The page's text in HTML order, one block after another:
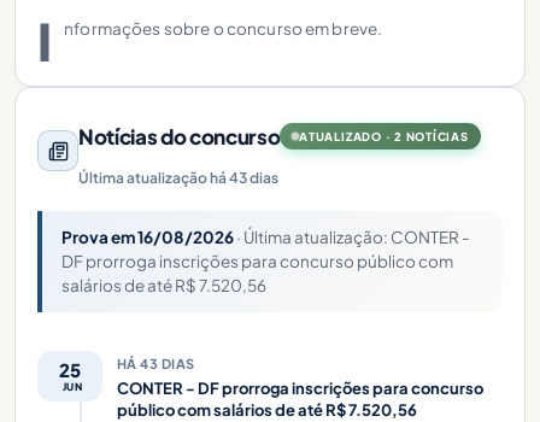
I nformações sobre o concurso em breve.
Notícias do concurso ATUALIZADO · 2 NOTÍCIAS
Última atualização há 43 dias
Prova em 16/08/2026· Última atualização: CONTER -
DF prorroga inscrições para concurso público com
salários de até R$ 7.520,56
25
JUN
HÁ 43 DIAS
CONTER - DF prorroga inscrições para concurso
público com salários de até R$ 7.520,56